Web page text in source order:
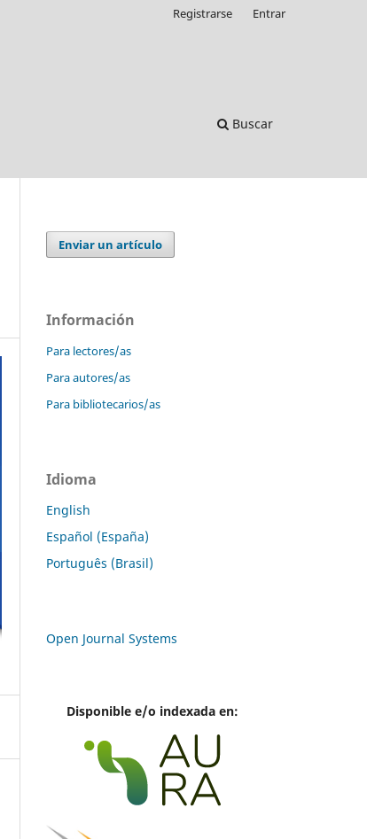
Buscar
Registrarse Entrar
Enviar un artículo
Información
Para lectores/as
Para autores/as
Para bibliotecarios/as
Idioma
English
Español (España)
Português (Brasil)
Open Journal Systems
Disponible e/o indexada en: